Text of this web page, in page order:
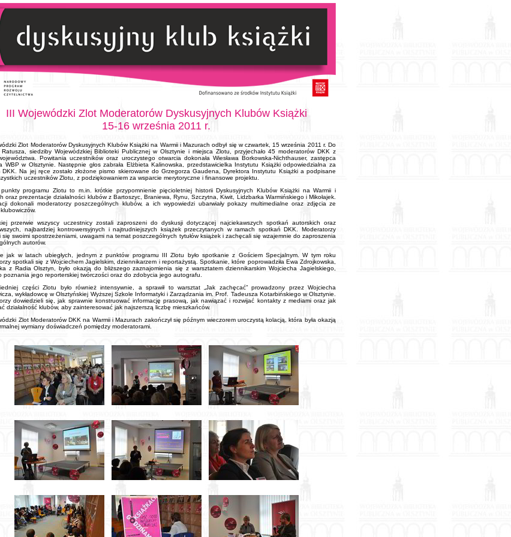
III Wojewódzki Zlot Moderatorów Dyskusyjnych Klubów Książki
15-16 września 2011 r.
Zlot Moderatorów Dyskusyjnych Klubów Książki na Warmii i Mazurach odbył się w czwartek, 15 września 2011 r. Do
siedziby Wojewódzkiej Biblioteki Publicznej w Olsztynie i miejsca Zlotu, przyjechało 45 moderatorów DKK z
Powitania uczestników oraz uroczystego otwarcia dokonała Wiesława Borkowska-Nichthauser, zastępca
WBP w Olsztynie. Następnie głos zabrała Elżbieta Kalinowska, przedstawicielka Instytutu Książki odpowiedzialna za
DKK. Na jej ręce zostało złożone pismo skierowane do Grzegorza Gaudena, Dyrektora Instytutu Książki a podpisane
uczestników Zlotu, z podziękowaniem za wsparcie merytoryczne i finansowe projektu.
programu Zlotu to m.in. krótkie przypomnienie pięcioletniej historii Dyskusyjnych Klubów Książki na Warmii i
oraz prezentacje działalności klubów z Bartoszyc, Braniewa, Rynu, Szczytna, Kiwit, Lidzbarka Warmińskiego i Mikołajek.
dokonali moderatorzy poszczególnych klubów, a ich wypowiedzi ubarwiały pokazy multimedialne oraz zdjęcia ze
przerwie wszyscy uczestnicy zostali zaproszeni do dyskusji dotyczącej najciekawszych spotkań autorskich oraz
najbardziej kontrowersyjnych i najtrudniejszych książek przeczytanych w ramach spotkań DKK. Moderatorzy
się swoimi spostrzeżeniami, uwagami na temat poszczególnych tytułów książek i zachęcali się wzajemnie do zaproszenia
autorów.
jak w latach ubiegłych, jednym z punktów programu III Zlotu było spotkanie z Gościem Specjalnym. W tym roku
spotkali się z Wojciechem Jagielskim, dziennikarzem i reportażystą. Spotkanie, które poprowadziła Ewa Zdrojkowska,
z Radia Olsztyn, było okazją do bliższego zaznajomienia się z warsztatem dziennikarskim Wojciecha Jagielskiego,
poznania jego reporterskiej twórczości oraz do zdobycia jego autografu.
części Zlotu było również intensywnie, a sprawił to warsztat „Jak zachęcać” prowadzony przez Wojciecha
wykładowcę w Olsztyńskiej Wyższej Szkole Informatyki i Zarządzania im. Prof. Tadeusza Kotarbińskiego w Olsztynie.
dowiedzieli się, jak sprawnie konstruować informację prasową, jak nawiązać i rozwijać kontakty z mediami oraz jak
działalność klubów, aby zainteresować jak najszerszą liczbę mieszkańców.
Zlot Moderatorów DKK na Warmii i Mazurach zakończył się późnym wieczorem uroczystą kolacją, która była okazją
wymiany doświadczeń pomiędzy moderatorami.